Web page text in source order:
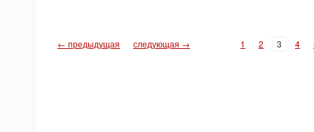
← предыдущая следующая → 1 2 3 4